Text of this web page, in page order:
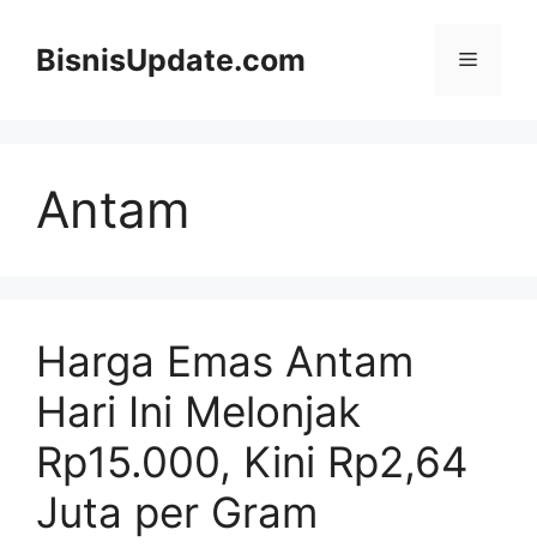
BisnisUpdate.com Menu
Antam
Harga Emas Antam
Hari Ini Melonjak
Rp15.000, Kini Rp2,64
Juta per Gram